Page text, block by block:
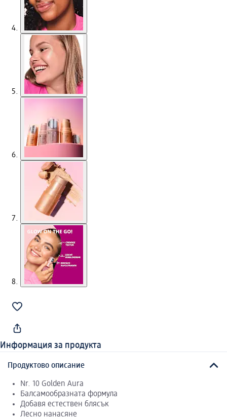
Информация за продукта
Продуктово описание
Nr. 10 Golden Aura
Балсамообразната формула
Добавя естествен блясък
Лесно нанасяне